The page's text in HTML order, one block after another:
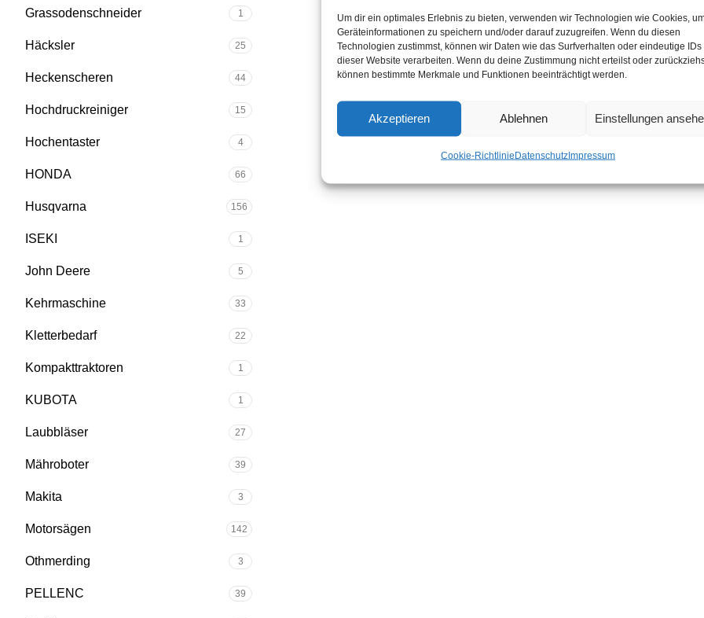
Um dir ein optimales Erlebnis zu bieten, verwenden wir Technologien wie Cookies,
Geräteinformationen zu speichern und/oder darauf zuzugreifen. Wenn du diesen
Technologien zustimmst, können wir Daten wie das Surfverhalten oder eindeutige IDs
dieser Website verarbeiten. Wenn du deine Zustimmung nicht erteilst oder
können bestimmte Merkmale und Funktionen beeinträchtigt werden.
Akzeptieren Ablehnen Einstellungen
Cookie-RichtlinieDatenschutzImpressum
Grassodenschneider 1
Häcksler 25
Heckenscheren 44
Hochdruckreiniger 15
Hochentaster 4
HONDA 66
Husqvarna 156
ISEKI 1
John Deere 5
Kehrmaschine 33
Kletterbedarf 22
Kompakttraktoren 1
KUBOTA 1
Laubbläser 27
Mähroboter 39
Makita 3
Motorsägen 142
Othmerding 3
PELLENC 39